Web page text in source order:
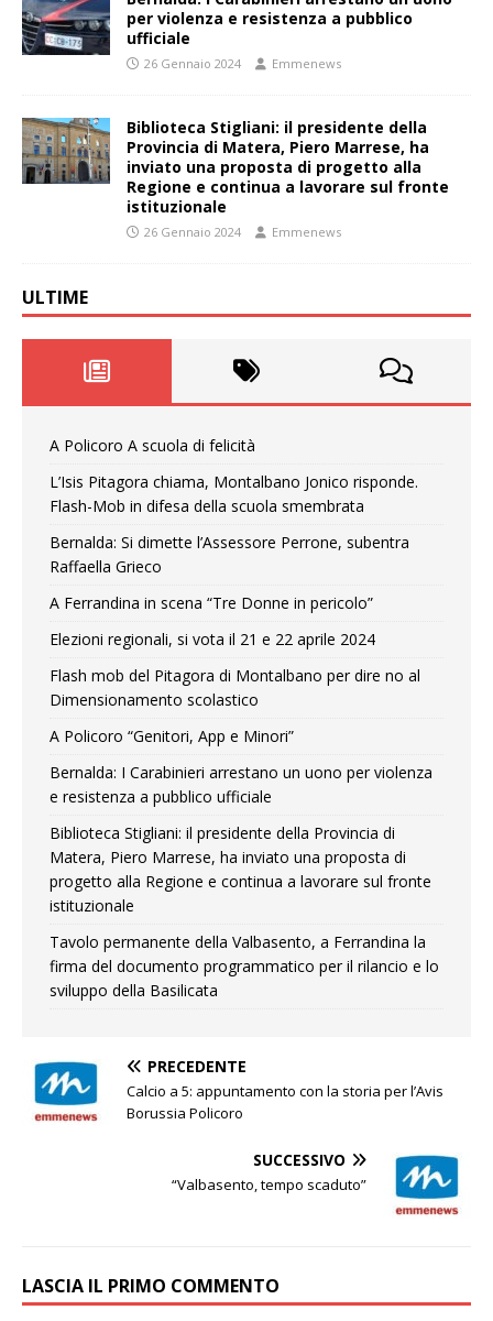
per violenza e resistenza a pubblico
ufficiale
26 Gennaio 2024 Emmenews
Biblioteca Stigliani: il presidente della
Provincia di Matera, Piero Marrese, ha
inviato una proposta di progetto alla
Regione e continua a lavorare sul fronte
istituzionale
26 Gennaio 2024 Emmenews
ULTIME
A Policoro A scuola di felicità
L’Isis Pitagora chiama, Montalbano Jonico risponde.
Flash-Mob in difesa della scuola smembrata
Bernalda: Si dimette l’Assessore Perrone, subentra
Raffaella Grieco
A Ferrandina in scena “Tre Donne in pericolo”
Elezioni regionali, si vota il 21 e 22 aprile 2024
Flash mob del Pitagora di Montalbano per dire no al
Dimensionamento scolastico
A Policoro “Genitori, App e Minori”
Bernalda: I Carabinieri arrestano un uono per violenza
e resistenza a pubblico ufficiale
Biblioteca Stigliani: il presidente della Provincia di
Matera, Piero Marrese, ha inviato una proposta di
progetto alla Regione e continua a lavorare sul fronte
istituzionale
Tavolo permanente della Valbasento, a Ferrandina la
firma del documento programmatico per il rilancio e lo
sviluppo della Basilicata
PRECEDENTE
Calcio a 5: appuntamento con la storia per l’Avis
Borussia Policoro
SUCCESSIVO
“Valbasento, tempo scaduto”
LASCIA IL PRIMO COMMENTO